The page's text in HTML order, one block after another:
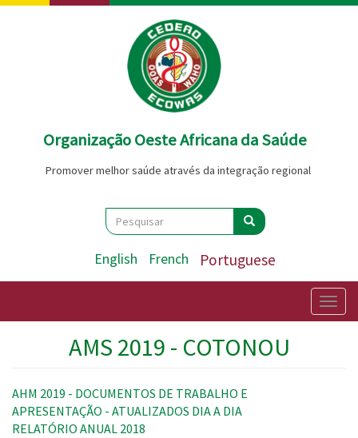
Passar
Organização Oeste Africana da Saúde
Promover melhor saúde através da integração regional
Search
Pesquisar Pesquisar
English French Portuguese
AMS 2019 - COTONOU
AHM 2019 - DOCUMENTOS DE TRABALHO E
APRESENTAÇÃO - ATUALIZADOS DIA A DIA
RELATÓRIO ANUAL 2018